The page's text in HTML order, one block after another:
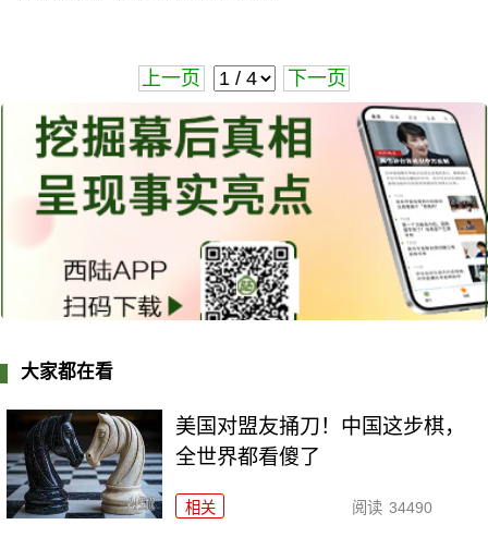
上一页 下一页
大家都在看
美国对盟友捅刀！中国这步棋，
全世界都看傻了
相关 阅读 34490